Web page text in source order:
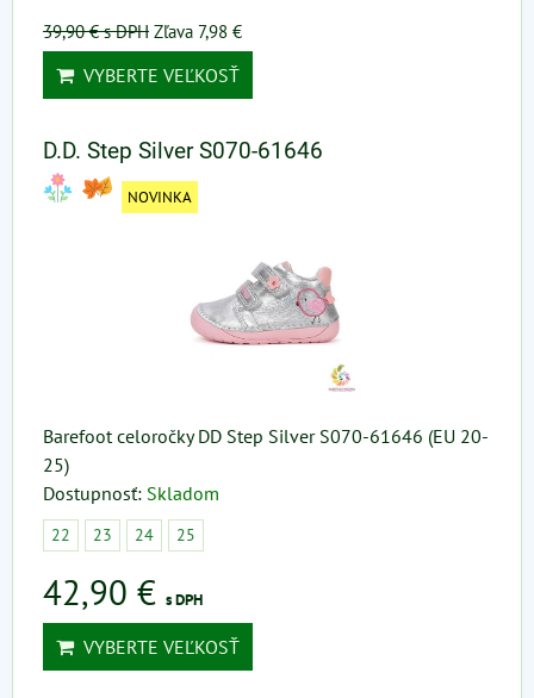
39,90 €s DPH Zľava 7,98 €
VYBERTE VEĽKOSŤ
D.D. Step Silver S070-61646
NOVINKA
Barefoot celoročky DD Step Silver S070-61646 (EU 20-
25)
Dostupnosť: Skladom
22 23 24 25
42,90 € s DPH
VYBERTE VEĽKOSŤ